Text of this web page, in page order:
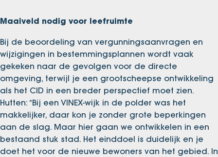
Maaiveld nodig voor leefruimte
Bij de beoordeling van vergunningsaanvragen en
wijzigingen in bestemmingsplannen wordt vaak
gekeken naar de gevolgen voor de directe
omgeving, terwijl je een grootscheepse ontwikkeling
als het CID in een breder perspectief moet zien.
Hutten: “Bij een VINEX-wijk in de polder was het
makkelijker, daar kon je zonder grote beperkingen
aan de slag. Maar hier gaan we ontwikkelen in een
bestaand stuk stad. Het einddoel is duidelijk en je
doet het voor de nieuwe bewoners van het gebied. In